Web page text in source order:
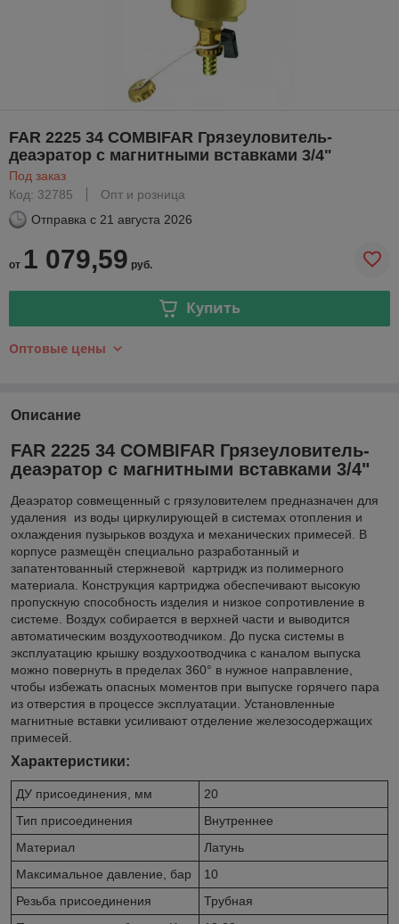
FAR 2225 34 COMBIFAR Грязеуловитель-
деаэратор с магнитными вставками 3/4"
Под заказ
Код: 32785
Опт и розница
Отправка с 21 августа 2026
от 1 079,59 руб.
Купить
Оптовые цены
Описание
FAR 2225 34 COMBIFAR Грязеуловитель-
деаэратор с магнитными вставками 3/4"
Деаэратор совмещенный с грязуловителем предназначен для
удаления из воды циркулирующей в системах отопления и
охлаждения пузырьков воздуха и механических примесей. В
корпусе размещён специально разработанный и
запатентованный стержневой картридж из полимерного
материала. Конструкция картриджа обеспечивают высокую
пропускную способность изделия и низкое сопротивление в
системе. Воздух собирается в верхней части и выводится
автоматическим воздухоотводчиком. До пуска системы в
эксплуатацию крышку воздухоотводчика с каналом выпуска
можно повернуть в пределах 360° в нужное направление,
чтобы избежать опасных моментов при выпуске горячего пара
из отверстия в процессе эксплуатации. Установленные
магнитные вставки усиливают отделение железосодержащих
примесей.
Характеристики:
ДУ присоединения, мм
20
Тип присоединения
Внутреннее
Материал
Латунь
Максимальное давление, бар
10
Резьба присоединения
Трубная